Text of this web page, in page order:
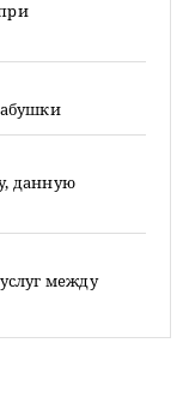
данную
между